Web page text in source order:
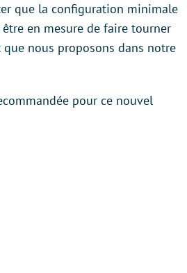
que la configuration minimale
en mesure de faire tourner
nous proposons dans notre
pour ce nouvel